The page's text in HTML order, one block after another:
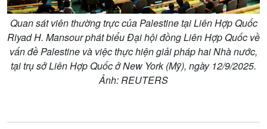
thương mại
Tìm hiểu biển, đảo Việt
Nam
360 độ Sức khỏe
Kết nối công nghệ
Quan sát viên thường trực của Palestine tại Liên Hợp Quốc
Riyad H. Mansour phát biểu Đại hội đồng Liên Hợp Quốc về
vấn đề Palestine và việc thực hiện giải pháp hai Nhà nước,
tại trụ sở Liên Hợp Quốc ở New York (Mỹ), ngày 12/9/2025.
Ảnh: REUTERS